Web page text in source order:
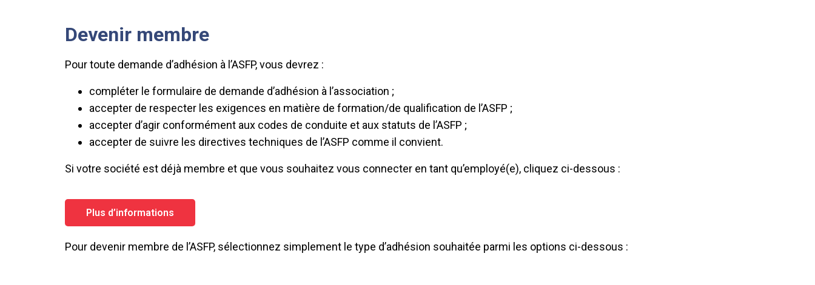
Devenir membre
Pour toute demande d’adhésion à l’ASFP, vous devrez :
compléter le formulaire de demande d’adhésion à l’association ;
accepter de respecter les exigences en matière de formation/de qualification de l’ASFP ;
accepter d’agir conformément aux codes de conduite et aux statuts de l’ASFP ;
accepter de suivre les directives techniques de l’ASFP comme il convient.
Si votre société est déjà membre et que vous souhaitez vous connecter en tant qu’employé(e), cliquez ci-dessous :
Plus d’informations
Pour devenir membre de l’ASFP, sélectionnez simplement le type d’adhésion souhaitée parmi les options ci-dessous :